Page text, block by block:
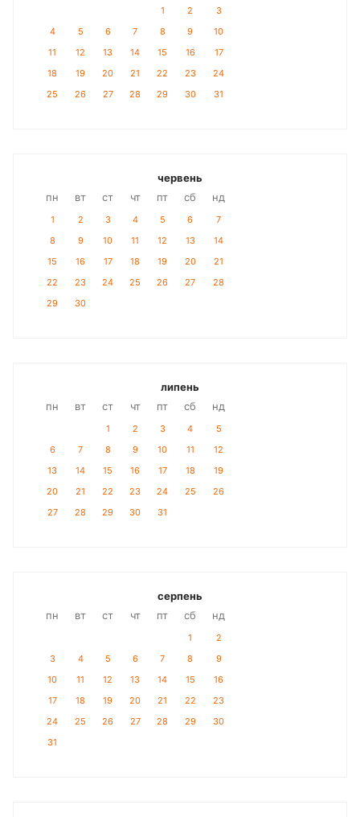
1 2
3
4
5 6 7 8 9
10
11
12 13 14 15 16
17
18
19 20 21 22 23
24
25
26 27 28 29 30 31
червень
пн
вт ст чт пт сб нд
1 2 3 4 5 6
7
8
9 10 11 12 13
14
15
16 17 18 19 20
21
22
23 24 25 26 27
28
29
30
липень
пн
вт ст чт пт сб нд
1 2 3 4
5
6
7 8 9 10 11
12
13
14 15 16 17 18
19
20
21 22 23 24 25
26
27
28 29 30 31
серпень
пн
вт ст чт пт сб нд
1
2
3
4 5 6 7 8
9
10
11 12 13 14 15
16
17
18 19 20 21 22
23
24
25 26 27 28 29
30
31